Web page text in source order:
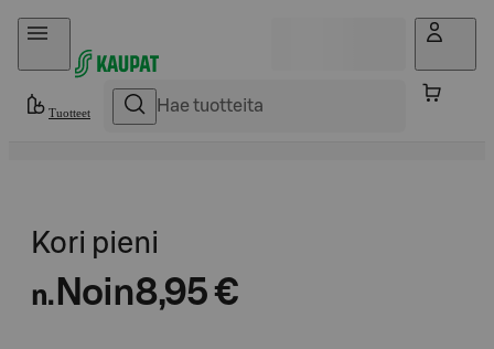
Hyppää sisältöön
Tuotteet
Kori pieni
n. Noin8,95 €